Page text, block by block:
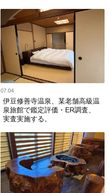
07.04
伊豆修善寺温泉、某老舗高級温
泉旅館で鑑定評価・ER調査、
実査実施する。